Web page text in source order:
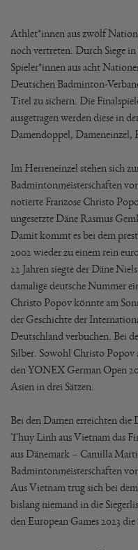
Athlet*innen aus zwölf
noch vertreten. Durch Siege
Spieler*innen aus acht
Deutschen Badminton-
Titel zu sichern. Die
ausgetragen werden diese in
Damendoppel, Dameneinzel,
Im Herreneinzel stehen sich
Badmintonmeisterschaften
notierte Franzose Christo
ungesetzte Däne Rasmus
Damit kommt es bei dem
2002 wieder zu einem rein
22 Jahren siegte der Däne
damalige deutsche Nummer
Christo Popov könnte am
der Geschichte der
Deutschland verbuchen. Bei
Silber. Sowohl Christo Popov
den YONEX German Open
Asien in drei Sätzen.
Bei den Damen erreichten
Thuy Linh aus Vietnam das
aus Dänemark – Camilla
Badmintonmeisterschaften
Aus Vietnam trug sich bei
bislang niemand in die
den European Games 2023 die